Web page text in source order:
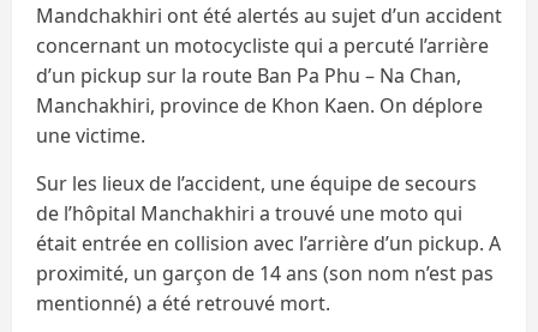
Mandchakhiri ont été alertés au sujet d’un accident
concernant un motocycliste qui a percuté l’arrière
d’un pickup sur la route Ban Pa Phu – Na Chan,
Manchakhiri, province de Khon Kaen. On déplore
une victime.
Sur les lieux de l’accident, une équipe de secours
de l’hôpital Manchakhiri a trouvé une moto qui
était entrée en collision avec l’arrière d’un pickup. A
proximité, un garçon de 14 ans (son nom n’est pas
mentionné) a été retrouvé mort.